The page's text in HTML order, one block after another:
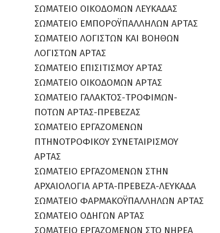
ΣΩΜΑΤΕΙΟ ΟΙΚΟΔΟΜΩΝ ΛΕΥΚΑΔΑΣ
ΣΩΜΑΤΕΙΟ ΕΜΠΟΡΟΫΠΑΛΛΗΛΩΝ ΑΡΤΑΣ
ΣΩΜΑΤΕΙΟ ΛΟΓΙΣΤΩΝ ΚΑΙ ΒΟΗΘΩΝ
ΛΟΓΙΣΤΩΝ ΑΡΤΑΣ
ΣΩΜΑΤΕΙΟ ΕΠΙΣΙΤΙΣΜΟΥ ΑΡΤΑΣ
ΣΩΜΑΤΕΙΟ ΟΙΚΟΔΟΜΩΝ ΑΡΤΑΣ
ΣΩΜΑΤΕΙΟ ΓΑΛΑΚΤΟΣ-ΤΡΟΦΙΜΩΝ-
ΠΟΤΩΝ ΑΡΤΑΣ-ΠΡΕΒΕΖΑΣ
ΣΩΜΑΤΕΙΟ ΕΡΓΑΖΟΜΕΝΩΝ
ΠΤΗΝΟΤΡΟΦΙΚΟΥ ΣΥΝΕΤΑΙΡΙΣΜΟΥ
ΑΡΤΑΣ
ΣΩΜΑΤΕΙΟ ΕΡΓΑΖΟΜΕΝΩΝ ΣΤΗΝ
ΑΡΧΑΙΟΛΟΓΙΑ ΑΡΤΑ-ΠΡΕΒΕΖΑ-ΛΕΥΚΑΔΑ
ΣΩΜΑΤΕΙΟ ΦΑΡΜΑΚΟΫΠΑΛΛΗΛΩΝ ΑΡΤΑΣ
ΣΩΜΑΤΕΙΟ ΟΔΗΓΩΝ ΑΡΤΑΣ
ΣΩΜΑΤΕΙΟ ΕΡΓΑΖΟΜΕΝΩΝ ΣΤΟ ΝΗΡΕΑ